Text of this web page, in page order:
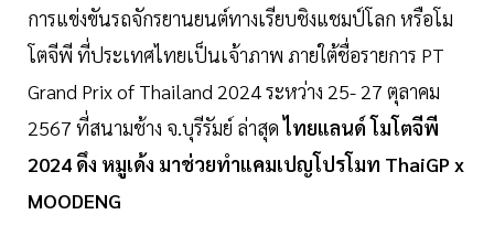
การแข่งขันรถจักรยานยนต์ทางเรียบชิงแชมป์โลก หรือโม
โตจีพี ที่ประเทศไทยเป็นเจ้าภาพ ภายใต้ชื่อรายการ PT
Grand Prix of Thailand 2024 ระหว่าง 25- 27 ตุลาคม
2567 ที่สนามช้าง จ.บุรีรัมย์ ล่าสุดไทยแลนด์ โมโตจีพี
2024 ดึง หมูเด้ง มาช่วยทำแคมเปญโปรโมท ThaiGP x
MOODENG